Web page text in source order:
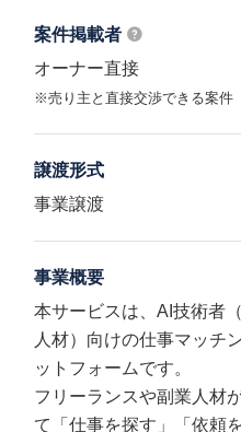
案件掲載者
オーナー直接
※売り主と直接交渉できる案件
譲渡形式
事業譲渡
事業概要
本サービスは、AI技術者
人材）向けの仕事マッチ
ットフォームです。
フリーランスや副業人材
て「仕事を探す」「依頼